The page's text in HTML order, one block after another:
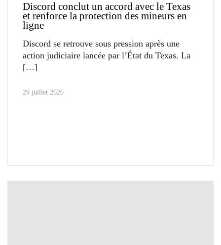
Discord conclut un accord avec le Texas
et renforce la protection des mineurs en
ligne
Discord se retrouve sous pression après une
action judiciaire lancée par l’État du Texas. La
29 juillet 2026